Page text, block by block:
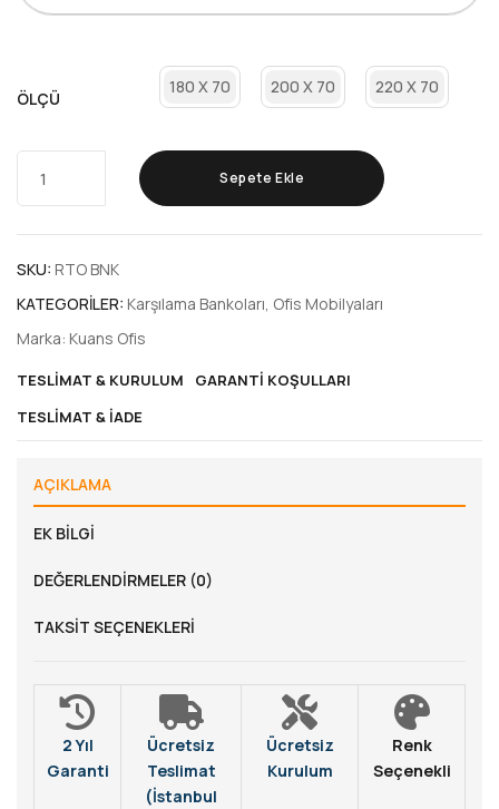
ÖLÇÜ
180 X 70 200 X 70 220 X 70
Sepete Ekle
SKU: RTO BNK
KATEGORILER: Karşılama Bankoları, Ofis Mobilyaları
Marka: Kuans Ofis
TESLIMAT & KURULUM
GARANTI KOŞULLARI
TESLIMAT & İADE
AÇIKLAMA
EK BILGI
DEĞERLENDIRMELER (0)
TAKSIT SEÇENEKLERI
2 Yıl
Garanti
Ücretsiz
Teslimat
(İstanbul
Ücretsiz
Kurulum
Renk
Seçenekli